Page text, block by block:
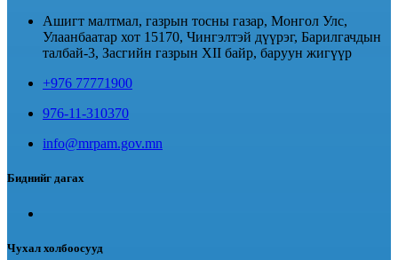
Ашигт малтмал, газрын тосны газар, Монгол Улс,
Улаанбаатар хот 15170, Чингэлтэй дүүрэг, Барилгачдын
талбай-3, Засгийн газрын XII байр, баруун жигүүр
+976 77771900
976-11-310370
info@mrpam.gov.mn
Биднийг дагах
Чухал холбоосууд